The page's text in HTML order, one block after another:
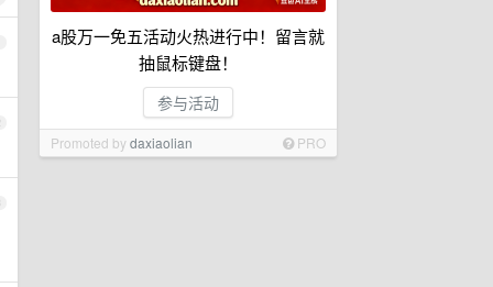
a股万一免五活动火热进行中！留言就
抽鼠标键盘！
参与活动
Promoted bydaxiaolian PRO